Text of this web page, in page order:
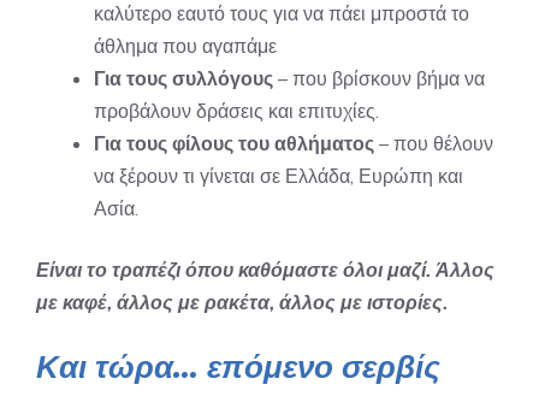
καλύτερο εαυτό τους για να πάει μπροστά το
άθλημα που αγαπάμε
Για τους συλλόγους – που βρίσκουν βήμα να
προβάλουν δράσεις και επιτυχίες.
Για τους φίλους του αθλήματος – που θέλουν
να ξέρουν τι γίνεται σε Ελλάδα, Ευρώπη και
Ασία.
Είναι το τραπέζι όπου καθόμαστε όλοι μαζί. Άλλος
με καφέ, άλλος με ρακέτα, άλλος με ιστορίες.
Και τώρα… επόμενο σερβίς